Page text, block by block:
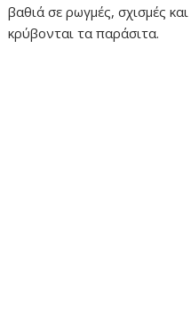
βαθιά σε ρωγμές, σχισμές
κρύβονται τα παράσιτα.